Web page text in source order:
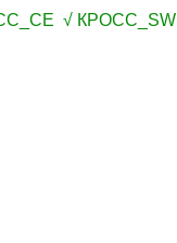
√ КРОСС_SW